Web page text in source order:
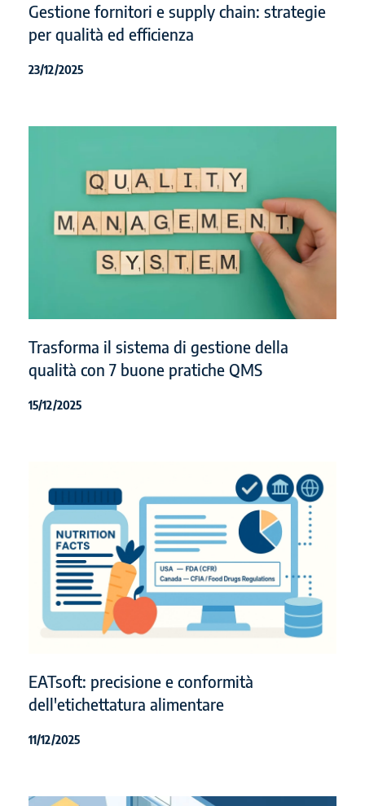
Gestione fornitori e supply chain: strategie
per qualità ed efficienza
23/12/2025
Trasforma il sistema di gestione della
qualità con 7 buone pratiche QMS
15/12/2025
EATsoft: precisione e conformità
dell'etichettatura alimentare
11/12/2025